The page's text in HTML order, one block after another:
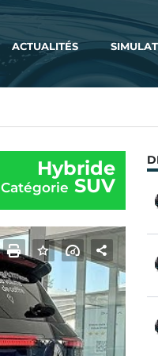
ACTUALITÉS
Hybride
Catégorie SUV